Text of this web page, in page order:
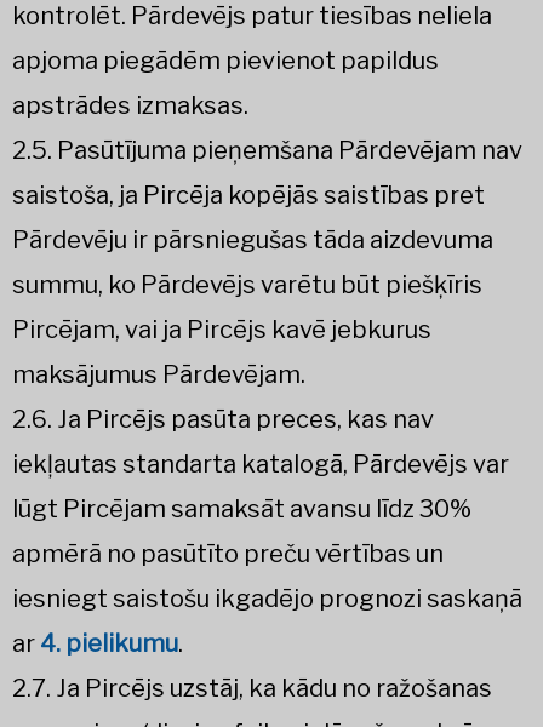
kontrolēt. Pārdevējs patur tiesības neliela
apjoma piegādēm pievienot papildus
apstrādes izmaksas.
2.5. Pasūtījuma pieņemšana Pārdevējam nav
saistoša, ja Pircēja kopējās saistības pret
Pārdevēju ir pārsniegušas tāda aizdevuma
summu, ko Pārdevējs varētu būt piešķīris
Pircējam, vai ja Pircējs kavē jebkurus
maksājumus Pārdevējam.
2.6. Ja Pircējs pasūta preces, kas nav
iekļautas standarta katalogā, Pārdevējs var
lūgt Pircējam samaksāt avansu līdz 30%
apmērā no pasūtīto preču vērtības un
iesniegt saistošu ikgadējo prognozi saskaņā
ar 4. pielikumu.
2.7. Ja Pircējs uzstāj, ka kādu no ražošanas